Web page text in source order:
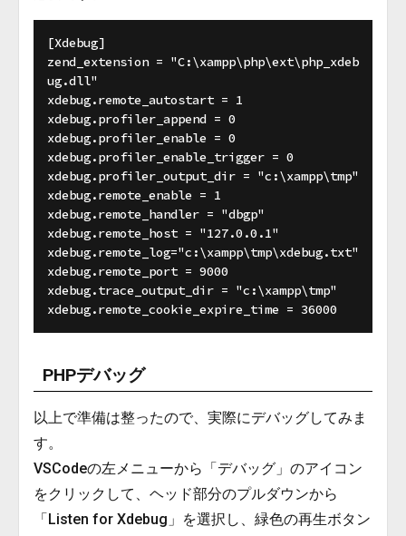
[Xdebug]
zend_extension = "C:\xampp\php\ext\php_xdeb
ug.dll"
xdebug.remote_autostart = 1
xdebug.profiler_append = 0
xdebug.profiler_enable = 0
xdebug.profiler_enable_trigger = 0
xdebug.profiler_output_dir = "c:\xampp\tmp"
xdebug.remote_enable = 1
xdebug.remote_handler = "dbgp"
xdebug.remote_host = "127.0.0.1"
xdebug.remote_log="c:\xampp\tmp\xdebug.txt"
xdebug.remote_port = 9000
xdebug.trace_output_dir = "c:\xampp\tmp"
PHPデバッグ
以上で準備は整ったので、実際にデバッグしてみま
す。
VSCodeの左メニューから「デバッグ」のアイコン
をクリックして、ヘッド部分のプルダウンから
「Listen for Xdebug」を選択し、緑色の再生ボタン